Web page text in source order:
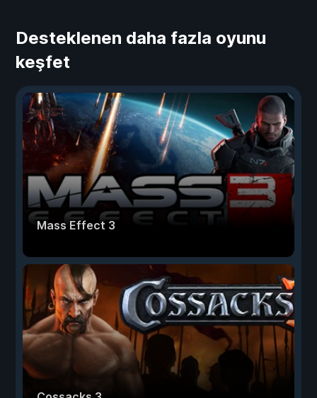
Desteklenen daha fazla oyunu
keşfet
Mass Effect 3